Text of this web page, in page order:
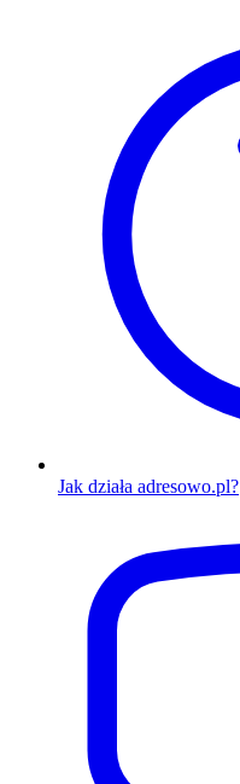
Jak działa adresowo.pl?